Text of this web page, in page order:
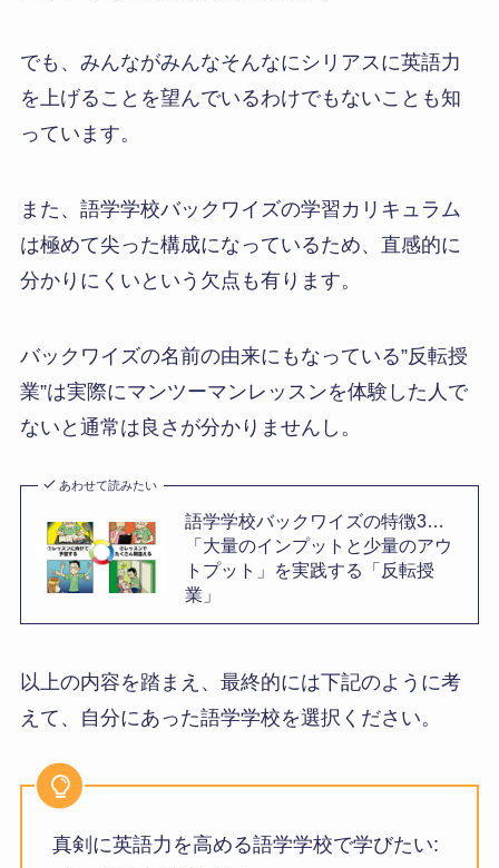
でも、みんながみんなそんなにシリアスに英語力
を上げることを望んでいるわけでもないことも知
っています。
また、語学学校バックワイズの学習カリキュラム
は極めて尖った構成になっているため、直感的に
分かりにくいという欠点も有ります。
バックワイズの名前の由来にもなっている”反転授
業”は実際にマンツーマンレッスンを体験した人で
ないと通常は良さが分かりませんし。
あわせて読みたい
語学学校バックワイズの特徴3…
「大量のインプットと少量のアウ
トプット」を実践する「反転授
業」
以上の内容を踏まえ、最終的には下記のように考
えて、自分にあった語学学校を選択ください。
真剣に英語力を高める語学学校で学びたい: